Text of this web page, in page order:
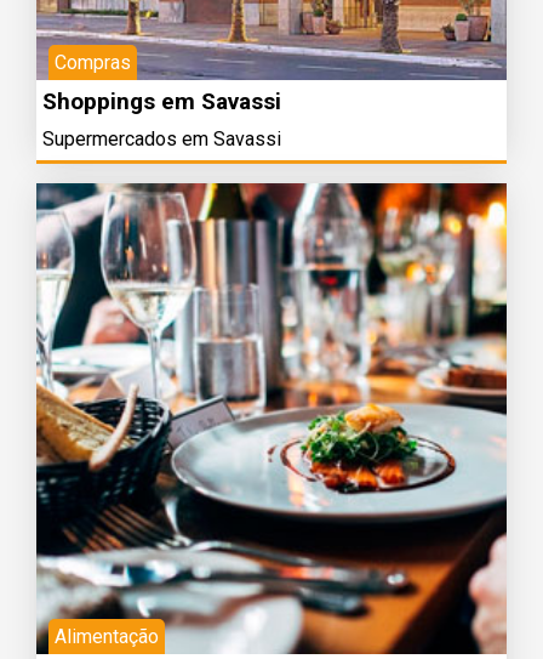
Compras
Shoppings em Savassi
Supermercados em Savassi
Alimentação